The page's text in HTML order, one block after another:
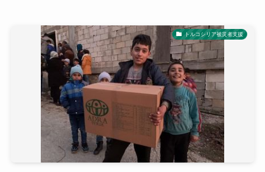
トルコシリア被災者支援